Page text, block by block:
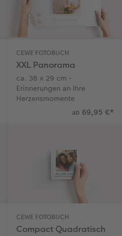
CEWE FOTOBUCH
XXL Panorama
ca. 38 x 29 cm -
Erinnerungen an Ihre
Herzensmomente
ab 69,95 €*
CEWE FOTOBUCH
Compact Quadratisch